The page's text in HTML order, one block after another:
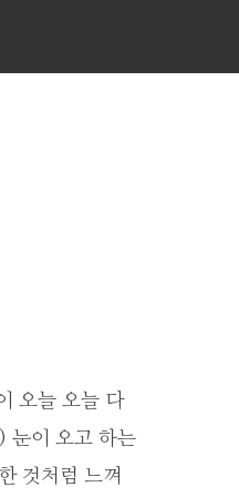
오늘 오늘 다
눈이 오고 하는
것처럼 느껴